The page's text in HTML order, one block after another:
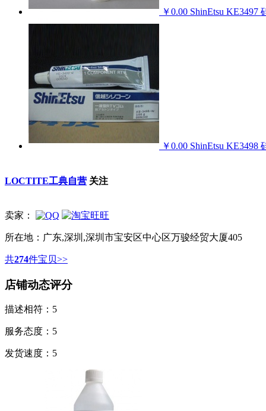
￥0.00 ShinEtsu KE3497
￥0.00 ShinEtsu KE3498
LOCTITE工典自营 关注
卖家：
所在地： 广东,深圳,深圳市宝安区中心区万骏经贸大厦405
共274件宝贝>>
店铺动态评分
描述相符： 5
服务态度： 5
发货速度： 5